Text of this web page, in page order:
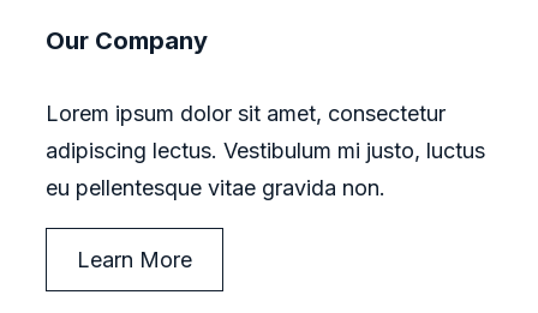
Our Company
Lorem ipsum dolor sit amet, consectetur
adipiscing lectus. Vestibulum mi justo, luctus
eu pellentesque vitae gravida non.
Learn More